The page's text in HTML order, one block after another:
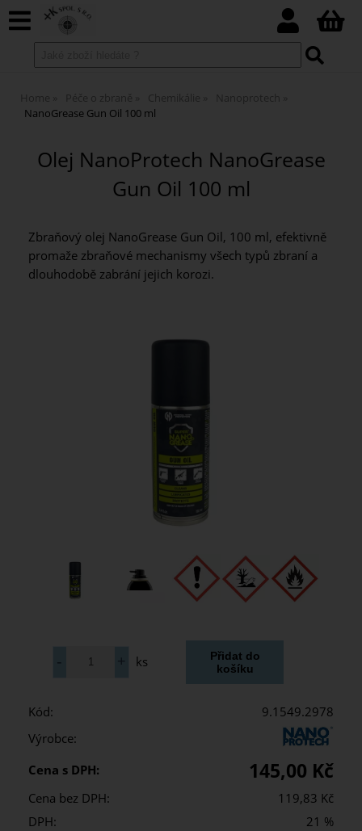
Home Péče o zbraně Chemikálie
Nanoprotech
NanoGrease Gun Oil 100 ml
Olej NanoProtech NanoGrease
Gun Oil 100 ml
Zbraňový olej NanoGrease Gun Oil, 100 ml, efektivně
promaže zbraňové mechanismy všech typů zbraní a
dlouhodobě zabrání jejich korozi.
ks
Kód:
9.1549.2978
Výrobce:
Cena s DPH:
145,00 Kč
Cena bez DPH:
119,83 Kč
DPH:
21 %